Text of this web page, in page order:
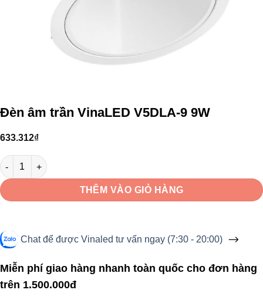
Đèn âm trần VinaLED V5DLA-9 9W
633.312₫
Đèn âm trần VinaLED V5DLA-9 9W số lượng
THÊM VÀO GIỎ HÀNG
Chat để được Vinaled tư vấn ngay (7:30 - 20:00)
Miễn phí giao hàng nhanh toàn quốc cho đơn hàng
trên 1.500.000đ